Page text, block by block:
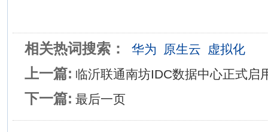
相关热词搜索： 华为 原生云 虚拟化
上一篇: 临沂联通南坊IDC数据中心正式启
下一篇: 最后一页